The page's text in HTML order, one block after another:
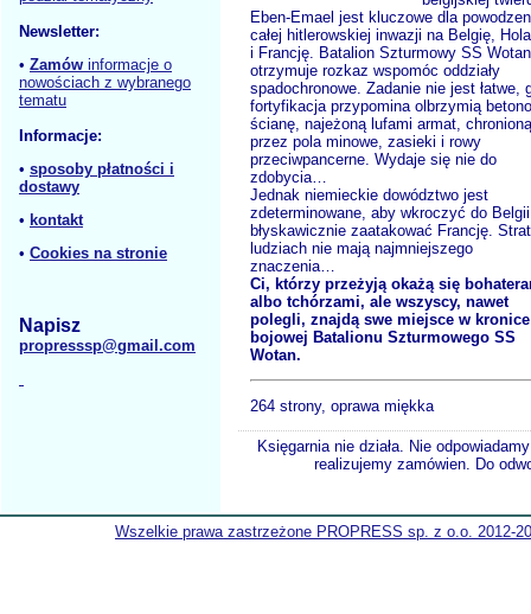
Newsletter:
• Zamów informacje o
nowościach z wybranego
tematu
Informacje:
• sposoby płatności i
dostawy
• kontakt
• Cookies na stronie
Napisz
propresssp@gmail.com
Eben-Emael jest kluczowe dla
całej hitlerowskiej inwazji na Belgię,
i Francję. Batalion Szturmowy SS Wotan
otrzymuje rozkaz wspomóc oddziały
spadochronowe. Zadanie nie jest łatwe,
fortyfikacja przypomina olbrzymią
ścianę, najeżoną lufami armat, chronioną
przez pola minowe, zasieki i rowy
przeciwpancerne. Wydaje się nie do
zdobycia…
Jednak niemieckie dowództwo jest
zdeterminowane, aby wkroczyć do
błyskawicznie zaatakować Francję.
ludziach nie mają najmniejszego
znaczenia…
Ci, którzy przeżyją okażą się
albo tchórzami, ale wszyscy, nawet
polegli, znajdą swe miejsce w kronice
bojowej Batalionu Szturmowego SS
Wotan.
264 strony, oprawa miękka
Księgarnia nie działa. Nie
realizujemy zamówien. Do
Wszelkie prawa zastrzeżone PROPRESS sp. z o.o. 2012-